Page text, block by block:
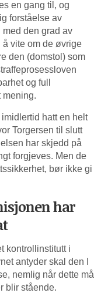
en gang til, og
forståelse av
den grad av
å vite om de øvrige
den (domstol) som
og full
mening.
hatt en helt
Torgersen til slutt
har skjedd på
forgjeves. Men de
bør ikke gi
har
kontrollinstitutt i
antyder skal den I
nemlig når dette må
blir stående.